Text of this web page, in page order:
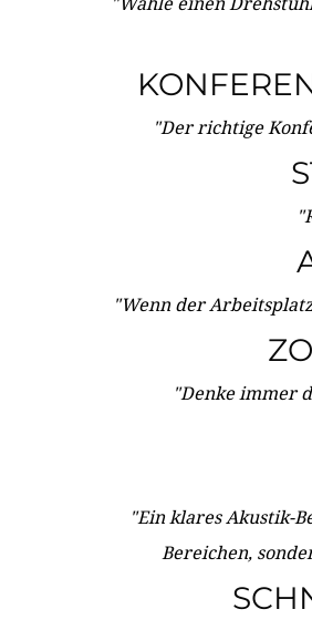
"Der richtige
"Wenn der
"Denke immer
"Ein klares Akustik-
Bereichen,